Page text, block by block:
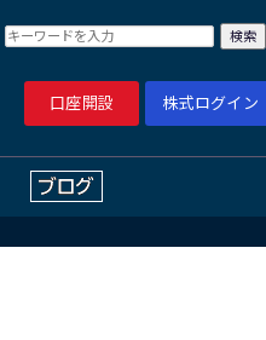
口座開設 株式ログイン